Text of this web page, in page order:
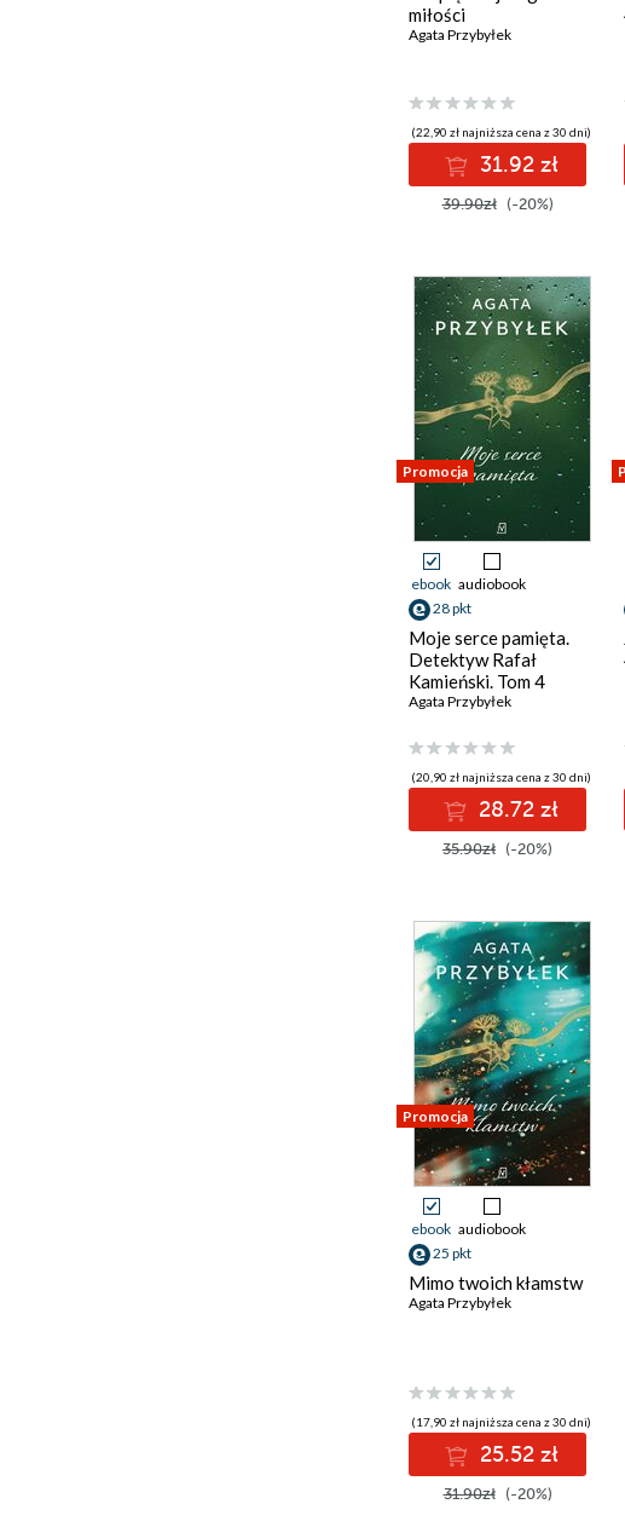
miłości
Agata Przybyłek
(22,90 zł najniższa cena z 30 dni)
31.92 zł
39.90zł (-20%)
Promocja
ebook audiobook
28 pkt
Moje serce pamięta.
Detektyw Rafał
Kamieński. Tom 4
Agata Przybyłek
(20,90 zł najniższa cena z 30 dni)
28.72 zł
35.90zł (-20%)
Promocja
ebook audiobook
25 pkt
Mimo twoich kłamstw
Agata Przybyłek
(17,90 zł najniższa cena z 30 dni)
25.52 zł
31.90zł (-20%)